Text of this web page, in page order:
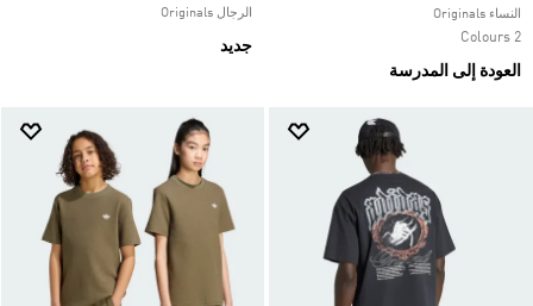
النساء Originals
2 Colours
العودة إلى المدرسة
الرجال Originals
جديد